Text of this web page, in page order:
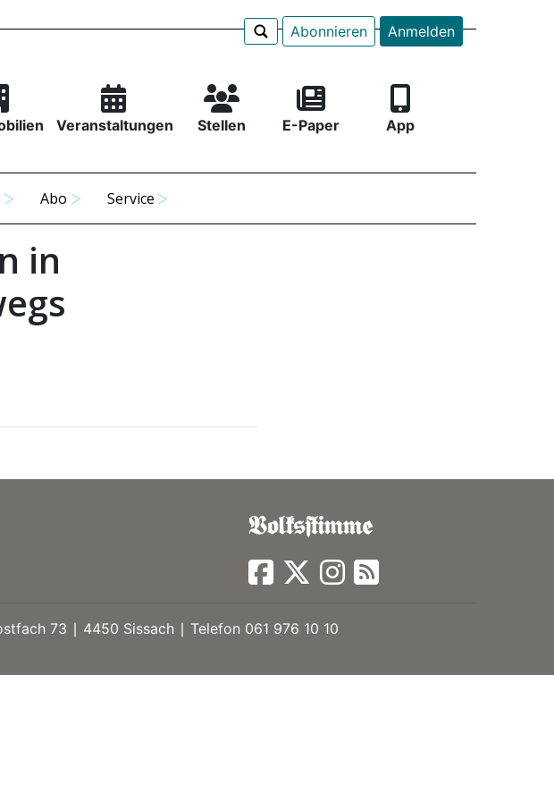
Abonnieren Anmelden
Veranstaltungen Stellen E-Paper App
Abo Service
in
73 ∣ 4450 Sissach ∣ Telefon 061 976 10 10